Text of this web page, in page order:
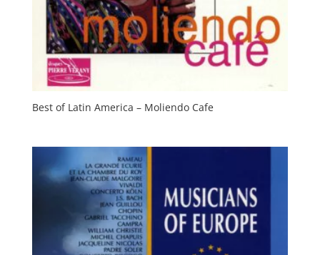
Best of Latin America – Moliendo Cafe